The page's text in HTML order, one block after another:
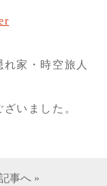
家・時空旅人
いました。
事へ »